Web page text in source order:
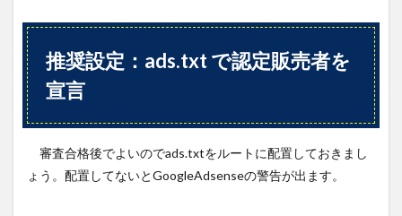
推奨設定：ads.txt で認定販売者を
宣言
審査合格後でよいのでads.txtをルートに配置しておきまし
ょう。配置してないとGoogleAdsenseの警告が出ます。